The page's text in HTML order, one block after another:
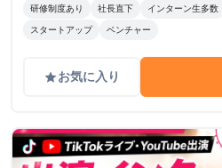
研修制度あり 社長直下 インターン生多数
スタートアップ ベンチャー
gradeお気に入り